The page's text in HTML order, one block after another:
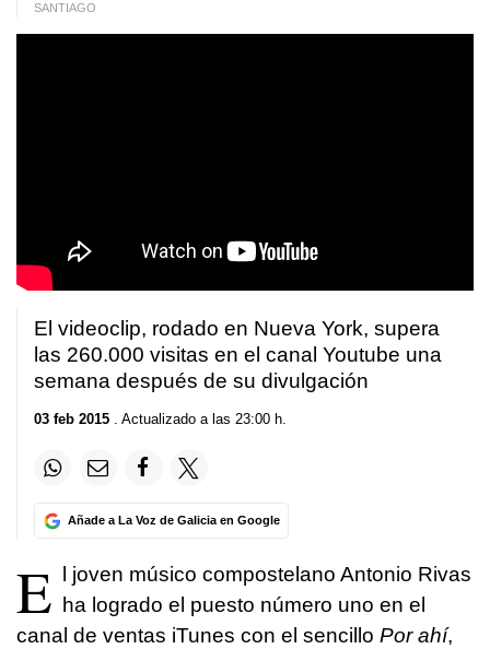
SANTIAGO
El videoclip, rodado en Nueva York, supera
las 260.000 visitas en el canal Youtube una
semana después de su divulgación
03 feb 2015 . Actualizado a las 23:00 h.
Añade a La Voz de Galicia en Google
E
l joven músico compostelano Antonio Rivas
ha logrado el puesto número uno en el
canal de ventas iTunes con el sencillo Por ahí,